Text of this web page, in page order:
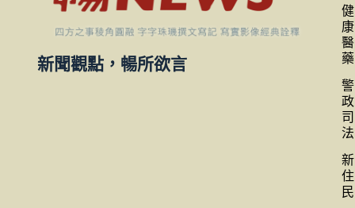
新聞觀點，暢所欲言
健
康
醫
藥
警
政
司
法
新
住
民